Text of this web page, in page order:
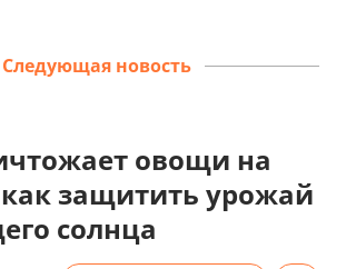
Следующая новость
овощи на
как защитить урожай
солнца